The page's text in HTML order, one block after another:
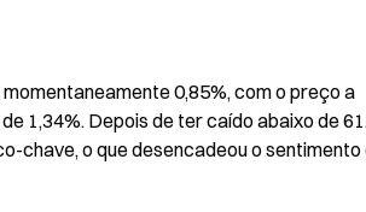
0,85%, com o preço a
1,34%. Depois de ter caído abaixo de
chave, o que desencadeou o sentimento